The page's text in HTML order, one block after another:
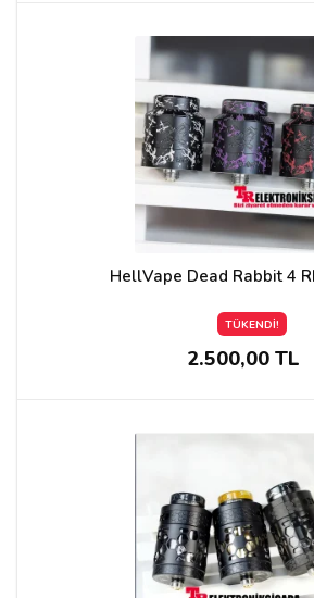
HellVape Dead Rabbit 4
TÜKENDİ!
2.500,00 TL